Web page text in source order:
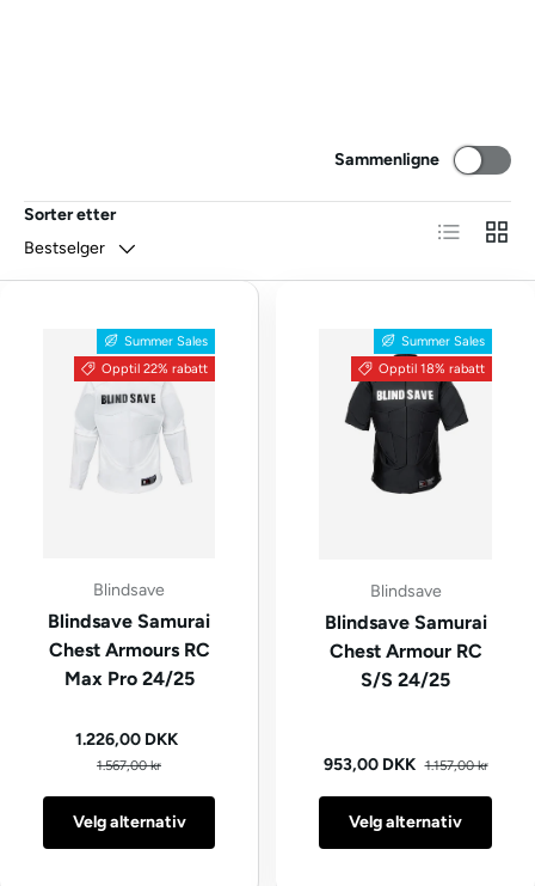
Sorter etter
Bestselger
Sammenligne
Liste NETT
Summer Sales
Opptil 22% rabatt
Blindsave
Blindsave Samurai
Chest Armours RC
Max Pro 24/25
Kampanjepris
1.226,00 DKK
Vanlig pris
1.567,00 kr
Velg alternativ
Summer Sales
Opptil 18% rabatt
Blindsave
Blindsave Samurai
Chest Armour RC
S/S 24/25
Kampanjepris
953,00 DKK Vanlig pris
1.157,00 kr
Velg alternativ